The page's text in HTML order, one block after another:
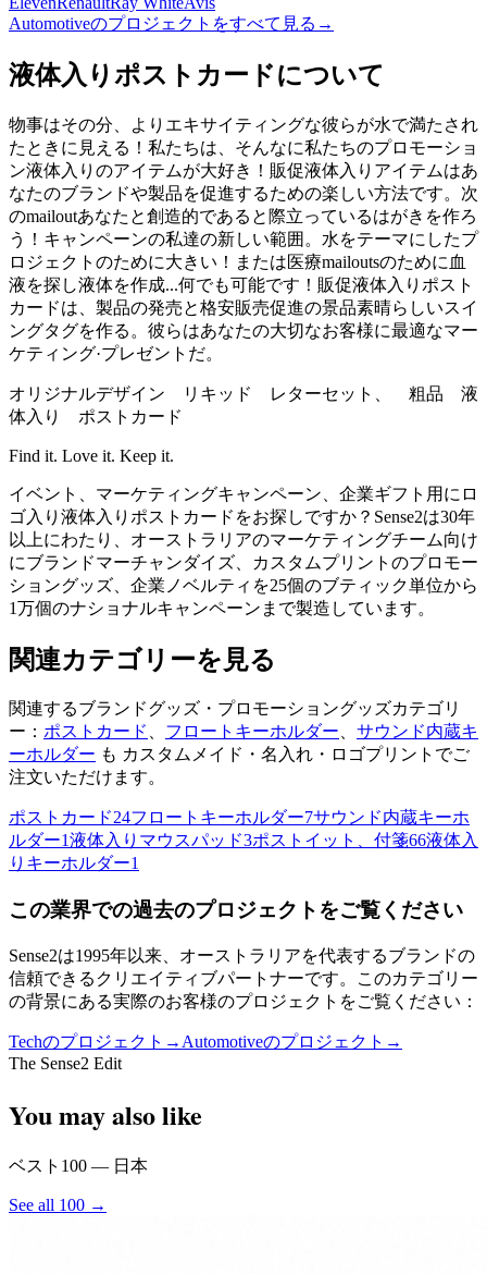
Automotiveのプロジェクトをすべて見る →
液体入りポストカードについて
物事はその分、よりエキサイティングな彼らが水で満たされ
たときに見える！私たちは、そんなに私たちのプロモーショ
ン液体入りのアイテムが大好き！販促液体入りアイテムはあ
なたのブランドや製品を促進するための楽しい方法です。次
のmailoutあなたと創造的であると際立っているはがきを作ろ
う！キャンペーンの私達の新しい範囲。水をテーマにしたプ
ロジェクトのために大きい！または医療mailoutsのために血
液を探し液体を作成...何でも可能です！販促液体入りポスト
カードは、製品の発売と格安販売促進の景品素晴らしいスイ
ングタグを作る。彼らはあなたの大切なお客様に最適なマー
ケティング·プレゼントだ。
オリジナルデザイン リキッド レターセット、 粗品 液
体入り ポストカード
Find it. Love it. Keep it.
イベント、マーケティングキャンペーン、企業ギフト用にロ
ゴ入り液体入りポストカードをお探しですか？Sense2は30年
以上にわたり、オーストラリアのマーケティングチーム向け
にブランドマーチャンダイズ、カスタムプリントのプロモー
ショングッズ、企業ノベルティを25個のブティック単位から
1万個のナショナルキャンペーンまで製造しています。
関連カテゴリーを見る
関連するブランドグッズ・プロモーショングッズカテゴリ
ー： ポストカード 、 フロートキーホルダー、 サウンド内蔵キ
ーホルダー も カスタムメイド・名入れ・ロゴプリントでご
注文いただけます。
ポストカード24フロートキーホルダー7サウンド内蔵キーホ
ルダー1液体入りマウスパッド3ポストイット、付箋66液体入
りキーホルダー1
この業界での過去のプロジェクトをご覧ください
Sense2は1995年以来、オーストラリアを代表するブランドの
信頼できるクリエイティブパートナーです。このカテゴリー
の背景にある実際のお客様のプロジェクトをご覧ください：
Techのプロジェクト → Automotiveのプロジェクト →
The Sense2 Edit
You may also like
ベスト100 — 日本
See all 100 →